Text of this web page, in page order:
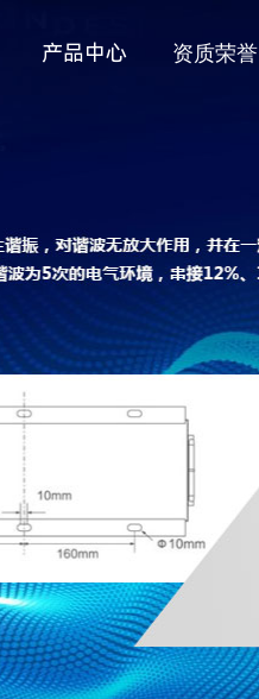
产品中心 资质荣誉